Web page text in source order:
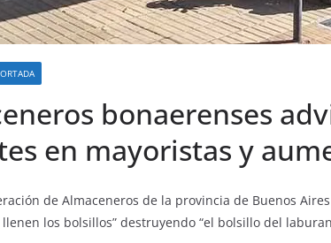
bonaerenses
en mayoristas y
de Almaceneros de la provincia de Buenos
llenen los bolsillos” destruyendo “el bolsillo del